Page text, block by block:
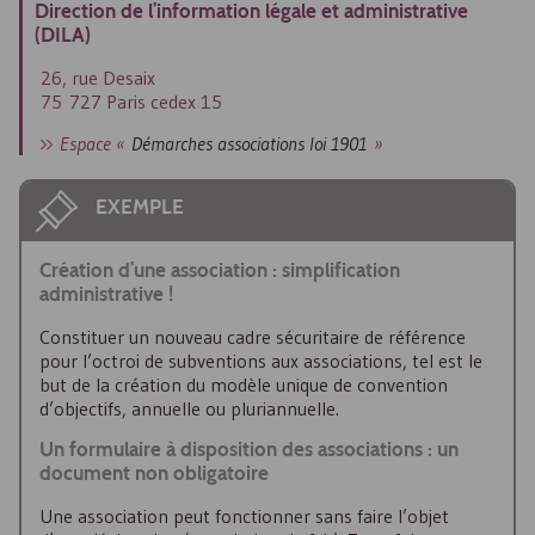
Direction de l’information légale et administrative
(DILA)
26, rue Desaix
75 727 Paris cedex 15
Espace « Démarches associations loi 1901 »
EXEMPLE
Création d’une association : simplification
administrative !
Constituer un nouveau cadre sécuritaire de référence
pour l’octroi de subventions aux associations, tel est le
but de la création du modèle unique de convention
d’objectifs, annuelle ou pluriannuelle.
Un formulaire à disposition des associations : un
document non obligatoire
Une association peut fonctionner sans faire l’objet